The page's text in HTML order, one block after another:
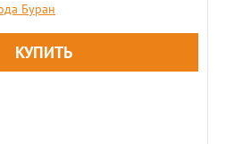
Буран